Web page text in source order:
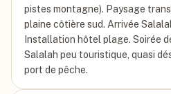
pistes montagne). Paysage
plaine côtière sud. Arrivée
Installation hôtel plage. Soirée
Salalah peu touristique, quasi
port de pêche.